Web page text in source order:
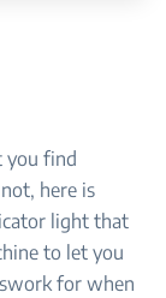
you find
here is
light that
to let you
for when